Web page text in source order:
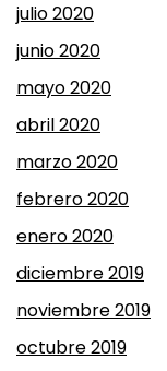
julio 2020
junio 2020
mayo 2020
abril 2020
marzo 2020
febrero 2020
enero 2020
diciembre 2019
noviembre 2019
octubre 2019